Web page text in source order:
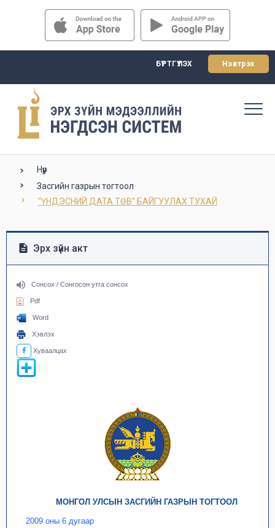
БҮРТГҮҮЛЭХ Нэвтрэх
Нүүр
Засгийн газрын тогтоол
“ҮНДЭСНИЙ ДАТА ТӨВ” БАЙГУУЛАХ ТУХАЙ
Эрх зүйн акт
Сонсох / Сонгосон утга сонсох
Pdf
Word
Хэвлэх
Хуваалцах
МОНГОЛ УЛСЫН ЗАСГИЙН ГАЗРЫН ТОГТООЛ
2009 оны 6 дугаар